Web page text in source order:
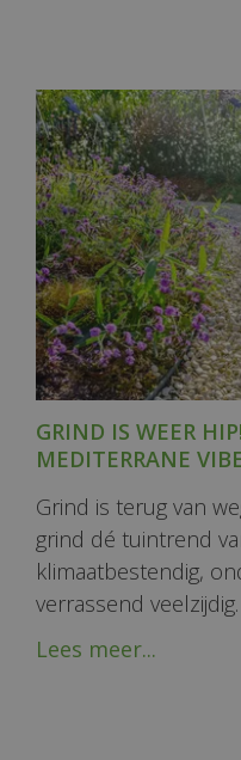
GRIND IS WEER
MEDITERRANE
Grind is terug van
grind dé tuintrend
klimaatbestendig,
verrassend veelzijdig.
Lees meer...